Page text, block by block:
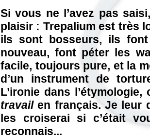
Si vous ne l’avez pas
plaisir : Trepalium est très
ils sont bosseurs, ils
nouveau, font péter les
facile, toujours pure, et la
d’un instrument de
L’ironie dans
travailen français. Je leur
les croiserai si c’était
reconnais...